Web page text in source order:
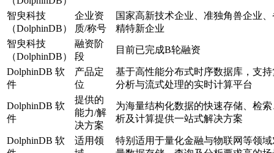
智臾科技
（DolphinDB）
企业资
质/称号
国家高新技术企业、准独角兽企业
精特新企业
智臾科技
（DolphinDB）
融资阶
段
目前已完成B轮融资
DolphinDB 软
件
产品定
位
基于高性能分布式时序数据库，支
分析与流式处理的实时计算平台
DolphinDB 软
件
提供的
能力/解
决方案
为海量结构化数据的快速存储、检
析及计算提供一站式解决方案
DolphinDB 软
适用领
特别适用于量化金融与物联网等领